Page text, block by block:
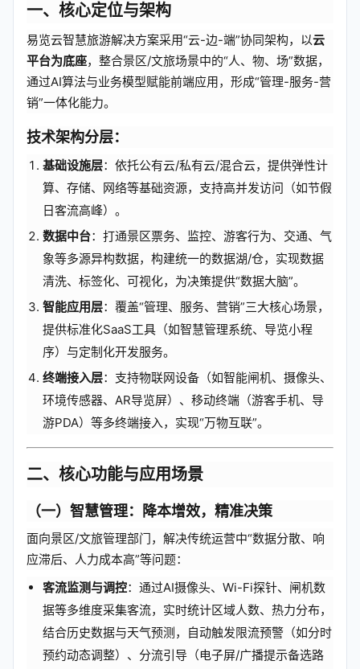
一、核心定位与架构
易览云智慧旅游解决方案采用“云-边-端”协同架构，以云
平台为底座，整合景区/文旅场景中的“人、物、场”数据，
通过AI算法与业务模型赋能前端应用，形成“管理-服务-营
销”一体化能力。
技术架构分层：
基础设施层：依托公有云/私有云/混合云，提供弹性计
算、存储、网络等基础资源，支持高并发访问（如节假
日客流高峰）。
数据中台：打通景区票务、监控、游客行为、交通、气
象等多源异构数据，构建统一的数据湖/仓，实现数据
清洗、标签化、可视化，为决策提供“数据大脑”。
智能应用层：覆盖“管理、服务、营销”三大核心场景，
提供标准化SaaS工具（如智慧管理系统、导览小程
序）与定制化开发服务。
终端接入层：支持物联网设备（如智能闸机、摄像头、
环境传感器、AR导览屏）、移动终端（游客手机、导
游PDA）等多终端接入，实现“万物互联”。
二、核心功能与应用场景
（一） 智慧管理：降本增效，精准决策
面向景区/文旅管理部门，解决传统运营中“数据分散、响
应滞后、人力成本高”等问题：
客流监测与调控：通过AI摄像头、Wi-Fi探针、闸机数
据等多维度采集客流，实时统计区域人数、热力分布，
结合历史数据与天气预测，自动触发限流预警（如分时
预约动态调整）、分流引导（电子屏/广播提示备选路